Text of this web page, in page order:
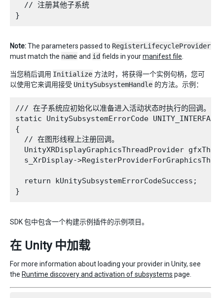
  // 注册其他子系统
Note:The parameters passed to RegisterLifecycleProvider
must match the name and id fields in yourmanifest file
当您稍后调用 Initialize 方法时，将获得一个实例句柄，您可
以使用它来调用接受 UnitySubsystemHandle 的方法。示例：
/// 在子系统应初始化以准备进入活动状态时执行的回调。
static UnitySubsystemErrorCode
{
  // 在图形线程上注册回调。
UnityXRDisplayGraphicsThreadProvider
s_XrDisplay-
  return kUnitySubsystemErrorCodeSuccess;
SDK 包中包含一个构建示例插件的示例项目。
在 Unity 中加载
For more information about loading your provider in Unity, see
the Runtime discovery and activation of subsystems page.